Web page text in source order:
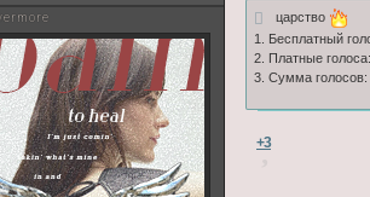
царство
1. Бесплатный
2. Платные
3. Сумма голосов:
+3